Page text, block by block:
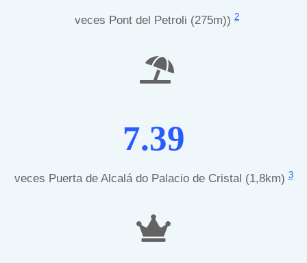
veces Pont del Petroli (275m)) 2
7.39
veces Puerta de Alcalá do Palacio de Cristal (1,8km)3